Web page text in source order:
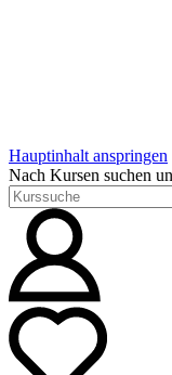
Hauptinhalt anspringen
Nach Kursen suchen